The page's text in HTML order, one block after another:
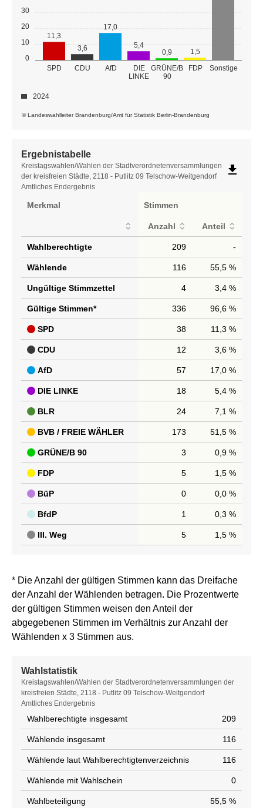
0
10
20
30
SPD CDU AfD
DIE
LINKE
GRÜNE/B
90
FDP Sonstige
11,3
3,6
17,0
5,4
0,9
1,5
© Landeswahlleiter Brandenburg/Amt für Statistik Berlin-Brandenburg
2024
Ergebnistabelle
Ergebnistabelle
Kreistagswahlen/Wahlen der Stadtverordnetenversammlungen
der kreisfreien Städte, 2118 - Putlitz 09 Telschow-Weitgendorf
Amtliches Endergebnis
file_download
Merkmal Stimmen
Anzahl Anteil
Wahlberechtigte 209 -
Wählende 116 55,5 %
Ungültige Stimmzettel 4 3,4 %
Gültige Stimmen* 336 96,6 %
SPD 38 11,3 %
CDU 12 3,6 %
AfD 57 17,0 %
DIE LINKE 18 5,4 %
BLR 24 7,1 %
BVB / FREIE WÄHLER 173 51,5 %
GRÜNE/B 90 3 0,9 %
FDP 5 1,5 %
BüP 0 0,0 %
BfdP 1 0,3 %
III. Weg 5 1,5 %
* Die Anzahl der gültigen Stimmen kann das Dreifache
der Anzahl der Wählenden betragen. Die Prozentwerte
der gültigen Stimmen weisen den Anteil der
abgegebenen Stimmen im Verhältnis zur Anzahl der
Wählenden x 3 Stimmen aus.
Wahlstatistik
Wahlstatistik
Kreistagswahlen/Wahlen der Stadtverordnetenversammlungen der
kreisfreien Städte, 2118 - Putlitz 09 Telschow-Weitgendorf
Amtliches Endergebnis
Wahlberechtigte insgesamt 209
Wählende insgesamt 116
Wählende laut Wahlberechtigtenverzeichnis 116
Wählende mit Wahlschein 0
Wahlbeteiligung 55,5 %